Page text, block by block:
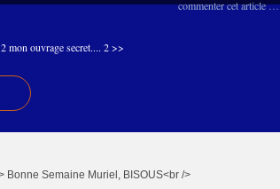
commenter cet article…
mon ouvrage secret.... 2 >>
Bonne Semaine Muriel, BISOUS<br />